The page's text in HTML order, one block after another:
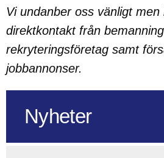
Vi undanber oss vänligt men
direktkontakt från
rekryteringsföretag samt
jobbannonser.
Nyheter